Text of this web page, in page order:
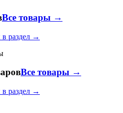
Все товары →
раздел →
Все товары →
раздел →